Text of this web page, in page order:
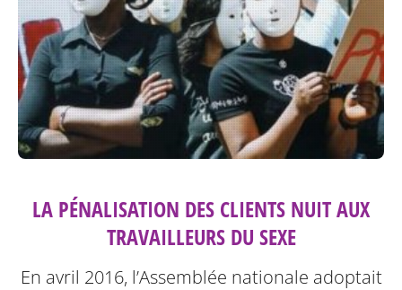
LA PÉNALISATION DES CLIENTS NUIT AUX
TRAVAILLEURS DU SEXE
En avril 2016, l’Assemblée nationale adoptait